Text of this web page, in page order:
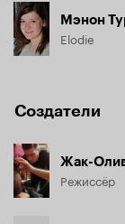
Мэнон
Elodie
Создатели
Жак-
Режиссёр